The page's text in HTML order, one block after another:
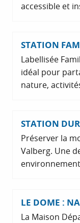
accessible et
STATION
Labellisée
idéal pour
nature,
STATION
Préserver la
Valberg. Une
LE DOME :
La Maison